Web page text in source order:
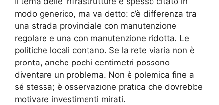
modo generico, ma va detto: c’è differenza tra
una strada provinciale con manutenzione
regolare e una con manutenzione ridotta. Le
politiche locali contano. Se la rete viaria non è
pronta, anche pochi centimetri possono
diventare un problema. Non è polemica fine a
sé stessa; è osservazione pratica che dovrebbe
motivare investimenti mirati.